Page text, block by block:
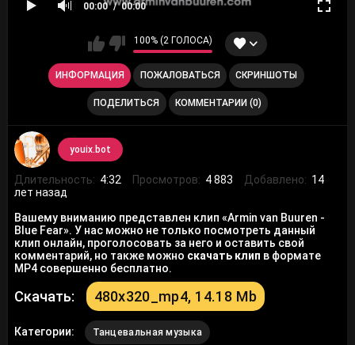
00:00 00:00
100% (2 ГОЛОСА)
ИНФОРМАЦИЯ ПОЖАЛОВАТЬСЯ СКРИНШОТЫ
ПОДЕЛИТЬСЯ КОММЕНТАРИИ (0)
youix.bot
Длительность: 4:32 Просмотров: 4 883 Добавлено: 14
лет назад
Вашему вниманию представлен клип «Armin van Buuren -
Blue Fear». У нас можно не только посмотреть данный
клип онлайн, проголосовать за него и оставить свой
комментарий, но также можно скачать клип в формате
MP4 совершенно бесплатно.
Скачать: 480x320_mp4, 14.18 Mb
Категории: Танцевальная музыка